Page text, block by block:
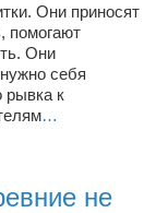
А.Б.
Они приносят
помогают
Они
себя
рывка к
…
не